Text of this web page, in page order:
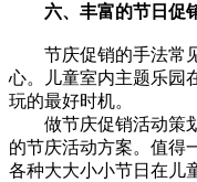
六、丰富的节日促
节庆促销的手法常见
心。儿童室内主题乐园
玩的最好时机。
做节庆促销活动策划
的节庆活动方案。值得
各种大大小小节日在儿